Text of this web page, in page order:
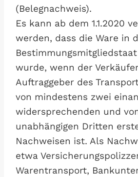
(Belegnachweis).
Es kann ab dem 1.1.2020
werden, dass die Ware in
wurde, wenn der
Auftraggeber des
von mindestens zwei
widersprechenden und
unabhängigen Dritten
Nachweisen ist. Als
etwa
Warentransport,